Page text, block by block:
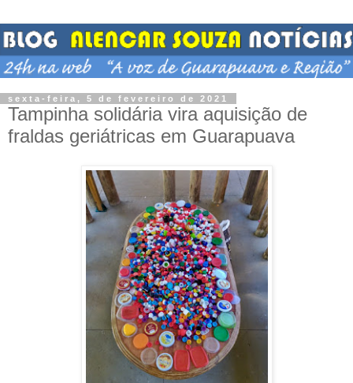
sexta-feira, 5 de fevereiro de 2021
Tampinha solidária vira aquisição de
fraldas geriátricas em Guarapuava